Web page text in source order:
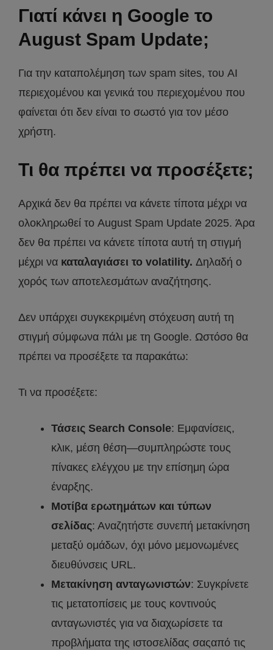
Γιατί κάνει η Google το
August Spam Update;
Για την καταπολέμηση των spam sites, του AI
περιεχομένου και γενικά του περιεχομένου που
φαίνεται ότι δεν είναι το σωστό για τον μέσο
χρήστη.
Τι θα πρέπει να προσέξετε;
Αρχικά δεν θα πρέπει να κάνετε τίποτα μέχρι να
ολοκληρωθεί το August Spam Update 2025. Άρα
δεν θα πρέπει να κάνετε τίποτα αυτή τη στιγμή
μέχρι να καταλαγιάσει το volatility. Δηλαδή ο
χορός των αποτελεσμάτων αναζήτησης.
Δεν υπάρχει συγκεκριμένη στόχευση αυτή τη
στιγμή σύμφωνα πάλι με τη Google. Ωστόσο θα
πρέπει να προσέξετε τα παρακάτω:
Τι να προσέξετε:
Τάσεις Search Console: Εμφανίσεις,
κλικ, μέση θέση—συμπληρώστε τους
πίνακες ελέγχου με την επίσημη ώρα
έναρξης.
Μοτίβα ερωτημάτων και τύπων
σελίδας: Αναζητήστε συνεπή μετακίνηση
μεταξύ ομάδων, όχι μόνο μεμονωμένες
διευθύνσεις URL.
Μετακίνηση ανταγωνιστών: Συγκρίνετε
τις μετατοπίσεις με τους κοντινούς
ανταγωνιστές για να διαχωρίσετε τα
προβλήματα της ιστοσελίδας σαςαπό τις